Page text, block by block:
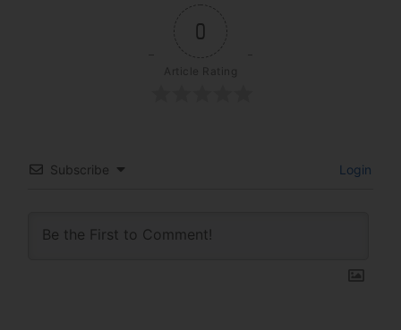
0
Article Rating
Subscribe Login